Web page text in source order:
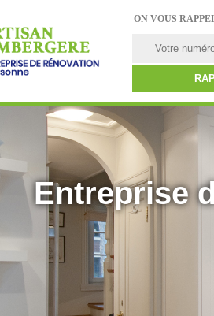
ON VOUS
Entreprise